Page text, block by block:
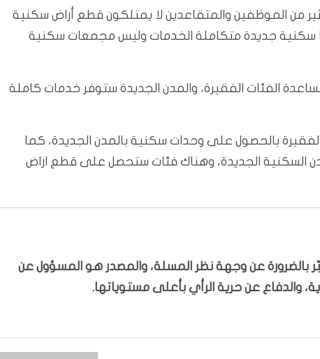
من الموظفين والمتقاعدين لا يمتلكون قطع أراض سكنية
سكنية جديدة متكاملة الخدمات وليس مجمعات سكنية
الفئات الفقيرة، والمدن الجديدة ستوفر خدمات كاملة
بالحصول على وحدات سكنية بالمدن الجديدة، كما
السكنية الجديدة، وهناك فئات ستحصل على قطع اراض
بالضرورة عن وجهة نظر المسلة، والمصدر هو المسؤول عن
والدفاع عن حرية الرأي بأعلى مستوياتها.